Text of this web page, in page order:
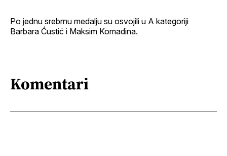
Po jednu srebrnu medalju su osvojili u A kategoriji
Barbara Ćustić i Maksim Komadina.
Komentari